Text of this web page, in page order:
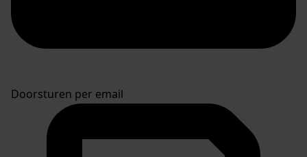
Doorsturen per email